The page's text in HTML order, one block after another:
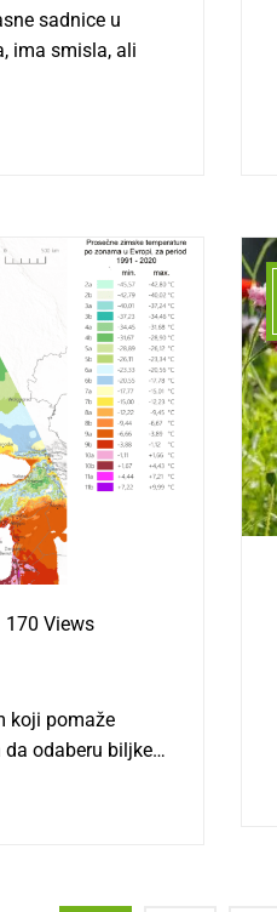
sadnice u
ima smisla, ali
170 Views
koji pomaže
odaberu biljke…